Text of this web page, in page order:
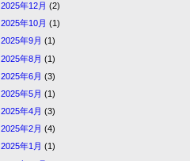
2025年12月 (2)
2025年10月 (1)
2025年9月 (1)
2025年8月 (1)
2025年6月 (3)
2025年5月 (1)
2025年4月 (3)
2025年2月 (4)
2025年1月 (1)